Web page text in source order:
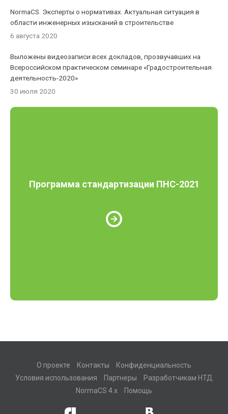
NormaCS. Эксперты о нормативах. Актуальная ситуация в
области инженерных изысканий в строительстве
6 августа 2020
Выложены видеозаписи всех докладов, прозвучавших на
Всероссийском практическом семинаре «Градостроительная
деятельность-2020»
30 июля 2020
Программа стандартизации ПНС-2021
О проекте Контакты
Конфиденциальность
Условия использования
Партнеры
Разработчикам НТД
NormaCS 4.x
Помощь